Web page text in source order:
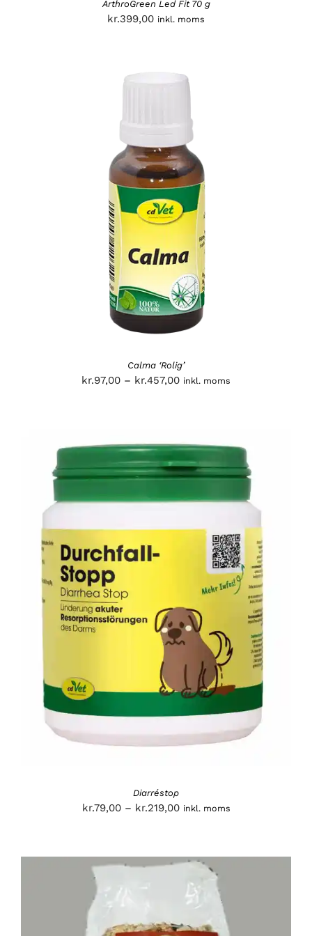
ArthroGreen Led Fit 70 g
kr.399,00 inkl. moms
Calma ‘Rolig’
kr.97,00 – kr.457,00Prisinterval:
inkl. moms
Diarréstop
kr.79,00 – kr.219,00Prisinterval:
kr.219,00
inkl. moms